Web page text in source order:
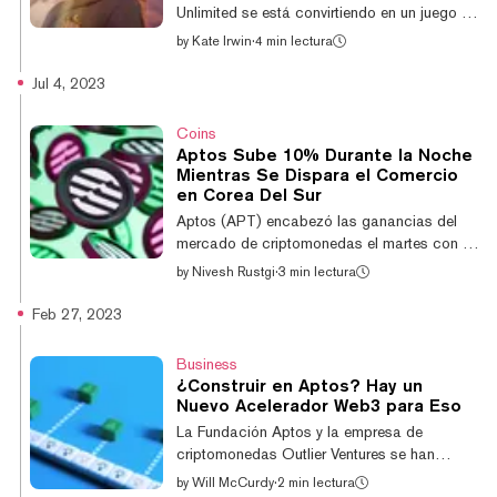
Unlimited se está convirtiendo en un juego de
rol multijugador masivo en línea (MMORPG)
Inspirado en la franquicia Gran Saga de
Npixel, popular en Corea del Sur y Japón,
Gran Saga: Unlimited (GSU) del estudio
coreano Metapixel es una versión de realidad
alternativa de su predecesor. Au...
by Kate Irwin·4 min lectura
Jul 4, 2023
Coins
Aptos Sube 10% Durante la Noche
Mientras Se Dispara el Comercio
en Corea Del Sur
Aptos (APT) encabezó las ganancias del
mercado de criptomonedas el martes con un
10% en medio de un aumento en los
Bitcoin (BTC) por encima de $31.000 ayer
probablemente también ha contribuido al
sentimiento positivo. Los compradores de
Ethereum (ETH) están intentando superar la
resistencia de $2.000. Una anomalía en los
volúmenes de...
by Nivesh Rustgi·3 min lectura
Feb 27, 2023
Business
¿Construir en Aptos? Hay un
Nuevo Acelerador Web3 para Eso
La Fundación Aptos y la empresa de
criptomonedas Outlier Ventures se han
asociado para lanzar una nueva aceleradora
by Will McCurdy·2 min lectura